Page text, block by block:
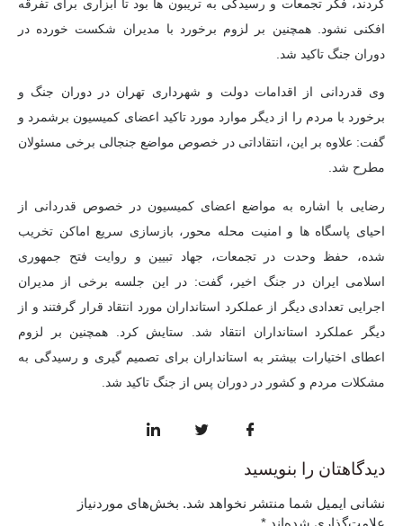
کردند، فکر تجمعات و رسیدگی به تریبون ها بود تا ابزاری برای تفرقه
افکنی نشود. همچنین بر لزوم برخورد با مدیران شکست خورده در
دوران جنگ تاکید شد.
وی قدردانی از اقدامات دولت و شهرداری تهران در دوران جنگ و
برخورد با مردم را از دیگر موارد مورد تاکید اعضای کمیسیون برشمرد و
گفت: علاوه بر این، انتقاداتی در خصوص مواضع جنجالی برخی مسئولان
مطرح شد.
رضایی با اشاره به مواضع اعضای کمیسیون در خصوص قدردانی از
احیای پاسگاه ها و امنیت محله محور، بازسازی سریع اماکن تخریب
شده، حفظ وحدت در تجمعات، جهاد تبیین و روایت فتح جمهوری
اسلامی ایران در جنگ اخیر، گفت: در این جلسه برخی از مدیران
اجرایی تعدادی دیگر از عملکرد استانداران مورد انتقاد قرار گرفتند و از
دیگر عملکرد استانداران انتقاد شد. ستایش کرد. همچنین بر لزوم
اعطای اختیارات بیشتر به استانداران برای تصمیم گیری و رسیدگی به
مشکلات مردم و کشور در دوران پس از جنگ تاکید شد.
دیدگاهتان را بنویسید
نشانی ایمیل شما منتشر نخواهد شد. بخش‌های موردنیاز
علامت‌گذاری شده‌اند *